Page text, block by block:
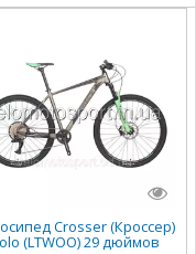
Crosser (Кроссер)
(LTWOO) 29 дюймов